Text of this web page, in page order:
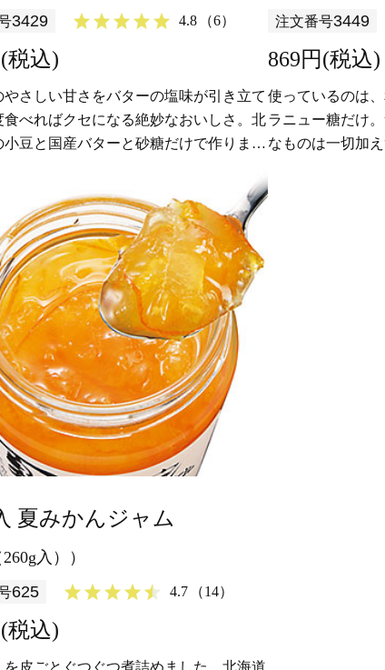
3429 4.8 （6）
税込)
やさしい甘さをバターの塩味が引き立て
食べればクセになる絶妙なおいしさ。北
小豆と国産バターと砂糖だけで作りまし
注文番号3449
869円(税込)
使っているのは
ラニュー糖だけ
なものは一切加
ります。
夏みかんジャム
260g入））
625 4.7 （14）
税込)
を皮ごとぐつぐつ煮詰めました。北海道